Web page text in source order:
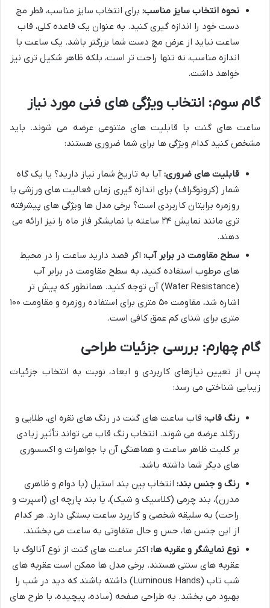
نحوه انتخاب سایز مناسب: برای انتخاب سایز مناسب، قطر مچ
دست خود را اندازه گیری کنید. به عنوان یک قاعده کلی، قاب
ساعت نباید از عرض مچ دست شما بزرگتر باشد. یک ساعت با
اندازه مناسب، نه تنها راحت تر است، بلکه ظاهر شکیل تری نیز
خواهد داشت.
گام سوم: انتخاب ویژگی های فنی مورد نیاز
ساعت های گنت با قابلیت های متنوعی عرضه می شوند. باید
مشخص کنید کدام ویژگی ها برای شما ضروری هستند:
قابلیت های ضروری: آیا به تاریخ شمار نیاز دارید؟ یا یک گاه
شمار (کرونوگراف) برای اندازه گیری زمان فعالیت های ورزشی یا
روزمره برایتان کاربردی است؟ برخی مدل ها ویژگی های پیشرفته
تری مانند نمایش ۲۴ ساعته یا نمایشگر فاز ماه را نیز ارائه می
دهند.
سطح مقاومت در برابر آب: اگر قصد دارید ساعت را در محیط
های مرطوب استفاده کنید، به سطح مقاومت در برابر آب
(Water Resistance) آن توجه کنید. همانطور که پیش تر
اشاره شد، مقاومت ۵۰ متری برای استفاده روزمره و مقاومت ۱۰۰
متری برای شنای کم عمق کافی است.
گام چهارم: بررسی جزئیات طراحی
پس از تعیین نیازهای کاربردی و ابعاد، نوبت به انتخاب جزئیات
زیبایی شناختی می رسد:
رنگ قاب: قاب ساعت های گنت در رنگ های نقره ای، طلایی و
رزگلد عرضه می شوند. انتخاب رنگ قاب می تواند تأثیر زیادی
بر کلیت ظاهر ساعت و هماهنگی آن با جواهرات و اکسسوری
های دیگر شما داشته باشد.
رنگ و جنس بند: انتخاب بین بند استیل (با دوام و ظاهری
مدرن)، بند چرمی (کلاسیک و شیک)، یا بند پارچه ای (اسپرت و
راحت) به سلیقه شخصی و کاربرد ساعت بستگی دارد. هر کدام
از این جنس ها، حس و حال متفاوتی به ساعت می بخشند.
نوع نمایشگر و عقربه ها: اکثر ساعت های گنت از نوع آنالوگ با
عقربه های سنتی هستند. برخی مدل ها ممکن است عقربه های
شب تاب (Luminous Hands) داشته باشند که دید در شب را
بهبود می بخشد. به طراحی صفحه (ساده، پیچیده، با طرح های